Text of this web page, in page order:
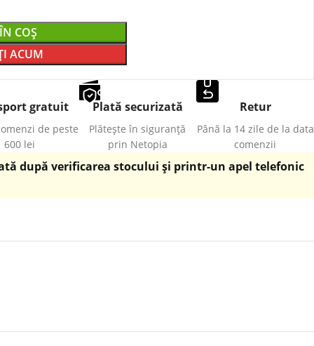
COȘ
ACUM
gratuit
de peste
600 lei
Plată securizată
Plătește în siguranță
prin Netopia
Retur
Până la 14 zile de la data
comenzii
după verificarea stocului și printr-un apel telefonic